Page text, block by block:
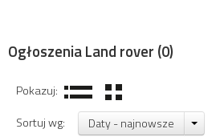
Ogłoszenia Land rover (0)
Pokazuj:
Sortuj wg:
Daty - najnowsze